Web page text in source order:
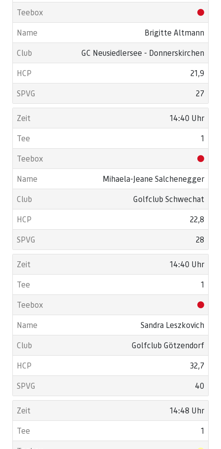
Brigitte Altmann
GC Neusiedlersee - Donnerskirchen
21,9
27
14:40 Uhr
1
Mihaela-Jeane Salchenegger
Golfclub Schwechat
22,8
28
14:40 Uhr
1
Sandra Leszkovich
Golfclub Götzendorf
32,7
40
14:48 Uhr
1